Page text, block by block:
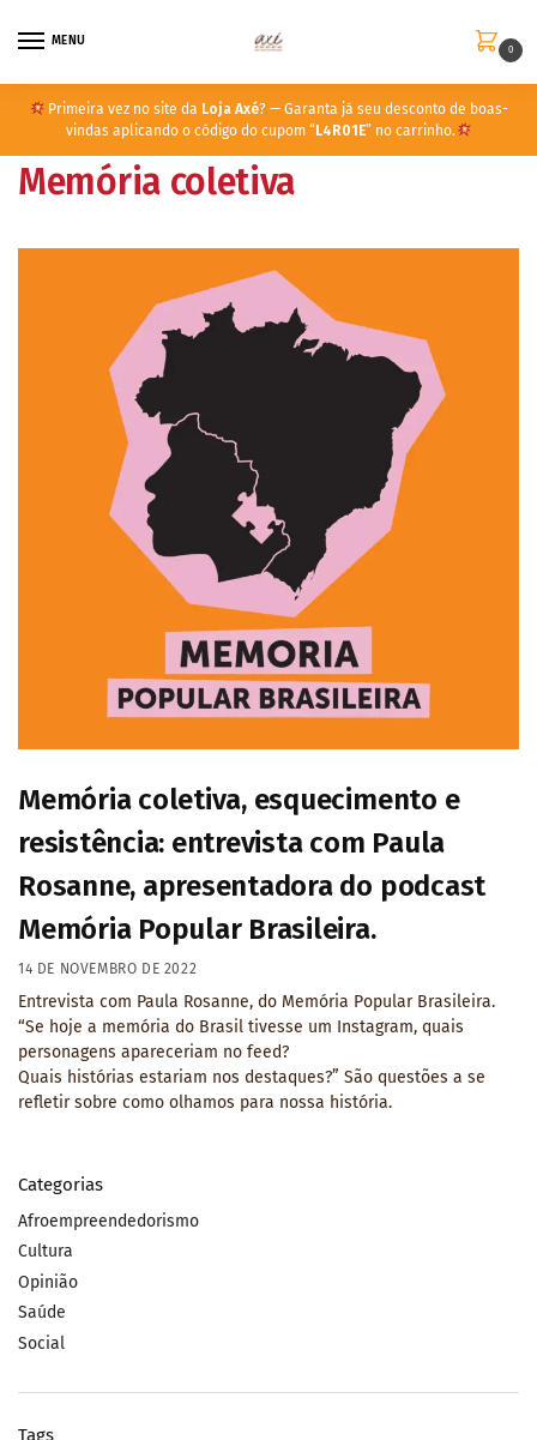
MENU
0
Primeira vez no site da Loja Axé? — Garanta já seu desconto de boas-
vindas aplicando o código do cupom “ L4R01E” no carrinho.
Memória coletiva
Memória coletiva, esquecimento e
resistência: entrevista com Paula
Rosanne, apresentadora do podcast
Memória Popular Brasileira.
14 DE NOVEMBRO DE 2022
Entrevista com Paula Rosanne, do Memória Popular Brasileira.
“Se hoje a memória do Brasil tivesse um Instagram, quais
personagens apareceriam no feed?
Quais histórias estariam nos destaques?” São questões a se
refletir sobre como olhamos para nossa história.
Categorias
Afroempreendedorismo
Cultura
Opinião
Saúde
Social
Tags